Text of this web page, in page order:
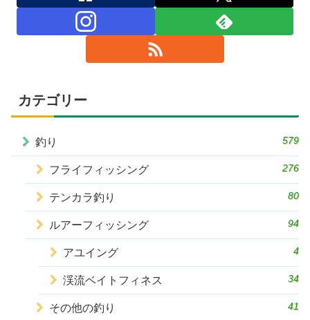
カテゴリー
釣り 579
フライフィッシング 276
テンカラ釣り 80
ルアーフィッシング 94
アユイング 4
渓流ベイトフィネス 34
その他の釣り 41